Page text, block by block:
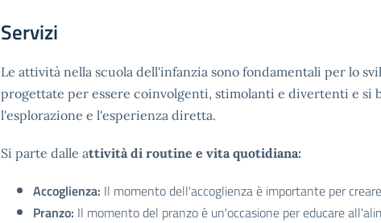
Servizi
Le attività nella scuola dell'infanzia sono fondamentali per lo
progettate per essere coinvolgenti, stimolanti e divertenti e si
l'esplorazione e l'esperienza diretta.
Si parte dalle attività di routine e vita quotidiana:
Accoglienza: Il momento dell'accoglienza è importante per
Pranzo: Il momento del pranzo è un'occasione per educare